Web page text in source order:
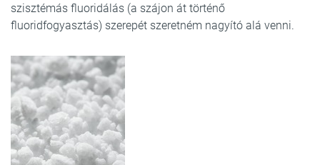
szisztémás fluoridálás (a szájon át történő
fluoridfogyasztás) szerepét szeretném nagyító alá venni.